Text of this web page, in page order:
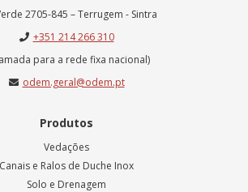
2705-845 – Terrugem - Sintra
+351 214 266 310
para a rede fixa nacional)
odem.geral@odem.pt
Produtos
Vedações
Canais e Ralos de Duche Inox
Solo e Drenagem